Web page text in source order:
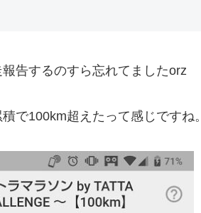
告するのすら忘れてましたorz
で100km超えたって感じですね。